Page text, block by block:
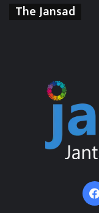
The Jansad